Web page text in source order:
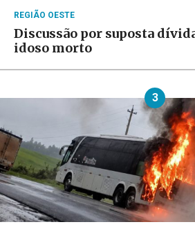
REGIÃO OESTE
Discussão por suposta
idoso morto
3